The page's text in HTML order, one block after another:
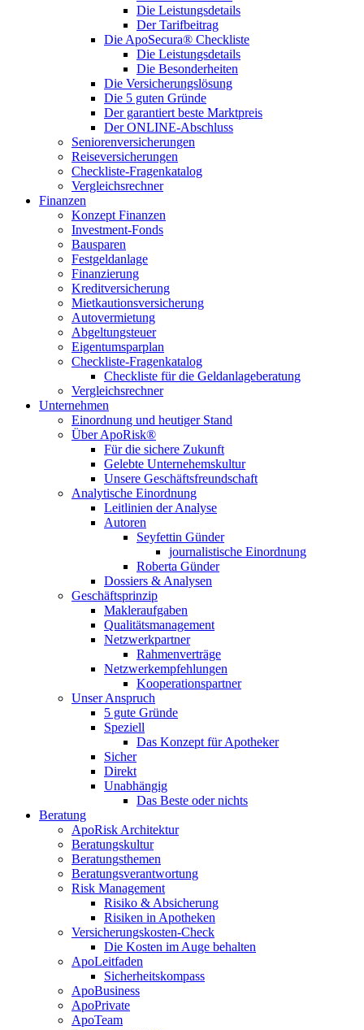
Die Leistungsdetails
Der Tarifbeitrag
Die ApoSecura® Checkliste
Die Leistungsdetails
Die Besonderheiten
Die Versicherungslösung
Die 5 guten Gründe
Der garantiert beste Marktpreis
Der ONLINE-Abschluss
Seniorenversicherungen
Reiseversicherungen
Checkliste-Fragenkatalog
Vergleichsrechner
Finanzen
Konzept Finanzen
Investment-Fonds
Bausparen
Festgeldanlage
Finanzierung
Kreditversicherung
Mietkautionsversicherung
Autovermietung
Abgeltungsteuer
Eigentumsparplan
Checkliste-Fragenkatalog
Checkliste für die Geldanlageberatung
Vergleichsrechner
Unternehmen
Einordnung und heutiger Stand
Über ApoRisk®
Für die sichere Zukunft
Gelebte Unternehemskultur
Unsere Geschäftsfreundschaft
Analytische Einordnung
Leitlinien der Analyse
Autoren
Seyfettin Günder
journalistische Einordnung
Roberta Günder
Dossiers & Analysen
Geschäftsprinzip
Makleraufgaben
Qualitätsmanagement
Netzwerkpartner
Rahmenverträge
Netzwerkempfehlungen
Kooperationspartner
Unser Anspruch
5 gute Gründe
Speziell
Das Konzept für Apotheker
Sicher
Direkt
Unabhängig
Das Beste oder nichts
Beratung
ApoRisk Architektur
Beratungskultur
Beratungsthemen
Beratungsverantwortung
Risk Management
Risiko & Absicherung
Risiken in Apotheken
Versicherungskosten-Check
Die Kosten im Auge behalten
ApoLeitfaden
Sicherheitskompass
ApoBusiness
ApoPrivate
ApoTeam